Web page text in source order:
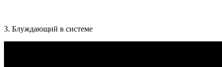
3. Блуждающий в системе